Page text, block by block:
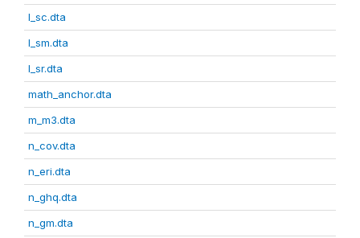
l_sc.dta
l_sm.dta
l_sr.dta
math_anchor.dta
m_m3.dta
n_cov.dta
n_eri.dta
n_ghq.dta
n_gm.dta